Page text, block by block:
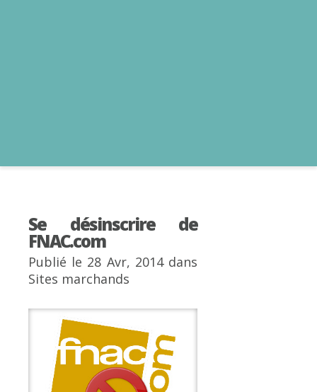
Se désinscrire de
FNAC.com
Publié le 28 Avr, 2014 dans
Sites marchands